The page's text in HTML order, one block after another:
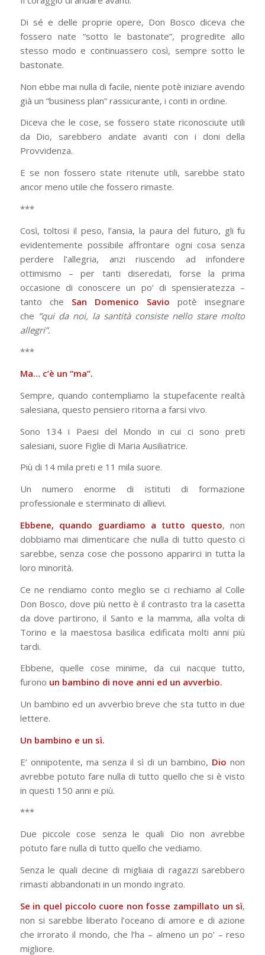
Di sé e delle proprie opere, Don Bosco diceva che
fossero nate “sotto le bastonate”, progredite allo
stesso modo e continuassero così, sempre sotto le
bastonate.
Non ebbe mai nulla di facile, niente potè iniziare avendo
già un “business plan” rassicurante, i conti in ordine.
Diceva che le cose, se fossero state riconosciute utili
da Dio, sarebbero andate avanti con i doni della
Provvidenza.
E se non fossero state ritenute utili, sarebbe stato
ancor meno utile che fossero rimaste.
***
Così, toltosi il peso, l’ansia, la paura del futuro, gli fu
evidentemente possibile affrontare ogni cosa senza
perdere l’allegria, anzi riuscendo ad infondere
ottimismo – per tanti diseredati, forse la prima
occasione di conoscere un po’ di spensieratezza –
tanto che San Domenico Savio potè insegnare
che “qui da noi, la santità consiste nello stare molto
allegri”.
***
Ma… c’è un “ma”.
Sempre, quando contempliamo la stupefacente realtà
salesiana, questo pensiero ritorna a farsi vivo.
Sono 134 i Paesi del Mondo in cui ci sono preti
salesiani, suore Figlie di Maria Ausiliatrice.
Più di 14 mila preti e 11 mila suore.
Un numero enorme di istituti di formazione
professionale e sterminato di allievi.
Ebbene, quando guardiamo a tutto questo, non
dobbiamo mai dimenticare che nulla di tutto questo ci
sarebbe, senza cose che possono apparirci in tutta la
loro minorità.
Ce ne rendiamo conto meglio se ci rechiamo al Colle
Don Bosco, dove più netto è il contrasto tra la casetta
da dove partirono, il Santo e la mamma, alla volta di
Torino e la maestosa basilica edificata molti anni più
tardi.
Ebbene, quelle cose minime, da cui nacque tutto,
furono un bambino di nove anni ed un avverbio.
Un bambino ed un avverbio breve che sta tutto in due
lettere.
Un bambino e un sì.
E’ onnipotente, ma senza il sì di un bambino, Dio non
avrebbe potuto fare nulla di tutto quello che si è visto
in questi 150 anni e più.
***
Due piccole cose senza le quali Dio non avrebbe
potuto fare nulla di tutto quello che vediamo.
Senza le quali decine di migliaia di ragazzi sarebbero
rimasti abbandonati in un mondo ingrato.
Se in quel piccolo cuore non fosse zampillato un sì,
non si sarebbe liberato l’oceano di amore e di azione
che irrorato il mondo, che l’ha – almeno un po’ – reso
migliore.